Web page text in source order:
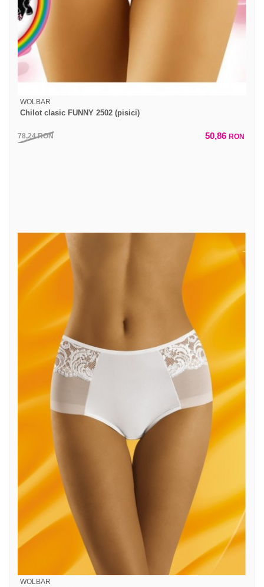
WOLBAR
Chilot clasic FUNNY 2502 (pisici)
78,24RON 50,86 RON
WOLBAR